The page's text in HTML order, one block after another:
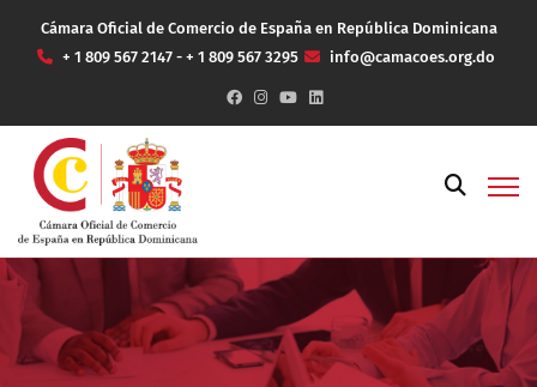
Cámara Oficial de Comercio de España en República Dominicana
+ 1 809 567 2147 - + 1 809 567 3295
info@camacoes.org.do